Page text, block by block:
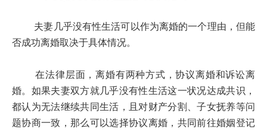
夫妻几乎没有性生活可以作为离婚的一个理由，但能
否成功离婚取决于具体情况。
在法律层面，离婚有两种方式，协议离婚和诉讼离
婚。如果夫妻双方就几乎没有性生活这一状况达成共识，
都认为无法继续共同生活，且对财产分割、子女抚养等问
题协商一致，那么可以选择协议离婚，共同前往婚姻登记